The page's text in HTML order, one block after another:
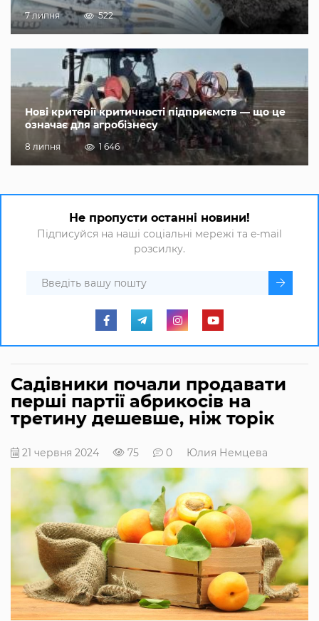
7 липня 522
Нові критерії критичності підприємств — що це
означає для агробізнесу
8 липня 1 646
Не пропусти останні новини!
Підписуйся на наші соціальні мережі та e-mail
розсилку.
Садівники почали продавати
перші партії абрикосів на
третину дешевше, ніж торік
21 червня 2024 75 0 Юлия Немцева